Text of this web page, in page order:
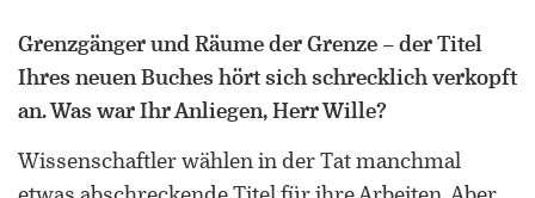
L'invité
Publikationen
Vita
Grenzgänger und Räume der Grenze – der Titel
Ihres neuen Buches hört sich schrecklich verkopft
an. Was war Ihr Anliegen, Herr Wille?
Wissenschaftler wählen in der Tat manchmal